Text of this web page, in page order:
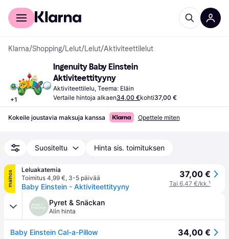
Kuluttajille
Klarna/Shopping/Lelut/Lelut/Aktiviteettilelut
+1
Ingenuity Baby Einstein
Aktiviteettityyny
Aktiviteettilelu, Teema: Eläin
Vertaile hintoja alkaen34,00 €kohti37,00 €
Kokeile joustavia maksuja kanssa Opettele miten
Suositeltu Hinta sis. toimituksen
mainos
Leluakatemia
Toimitus 4,99 €, 3-5 päivää
Baby Einstein - Aktiviteettityyny
37,00 €
Tai 6,47 €/kk.¹
Pyret & Snäckan
Alin hinta
Baby Einstein Cal-a-Pillow 34,00 €